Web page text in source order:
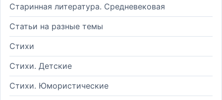
Старинная литература. Средневековая
Статьи на разные темы
Стихи
Стихи. Детские
Стихи. Юмористические